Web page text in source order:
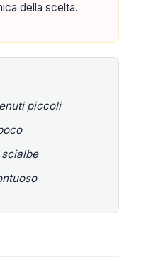
della scelta.
piccoli